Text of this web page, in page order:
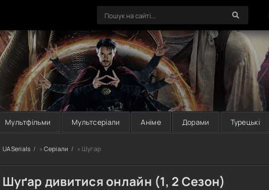
Мультфільми Мультсеріали Аніме Дорами Турецькі
UASerials » Серіали » Шуґар
Шуґар дивитися онлайн (1, 2 Сезон)